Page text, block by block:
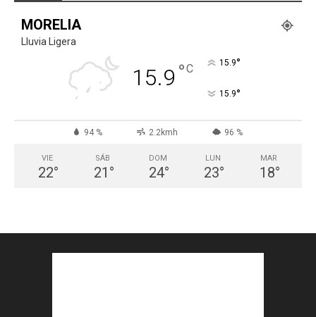
MORELIA
Lluvia Ligera
15.9 °C 15.9°
15.9°
94 % 2.2kmh 96 %
VIE
22°
SÁB
21 °
DOM
24°
LUN
23°
MAR
18°